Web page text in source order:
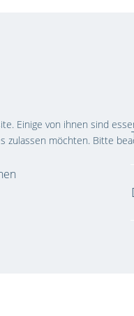
Einige von ihnen sind
zulassen möchten. Bitte